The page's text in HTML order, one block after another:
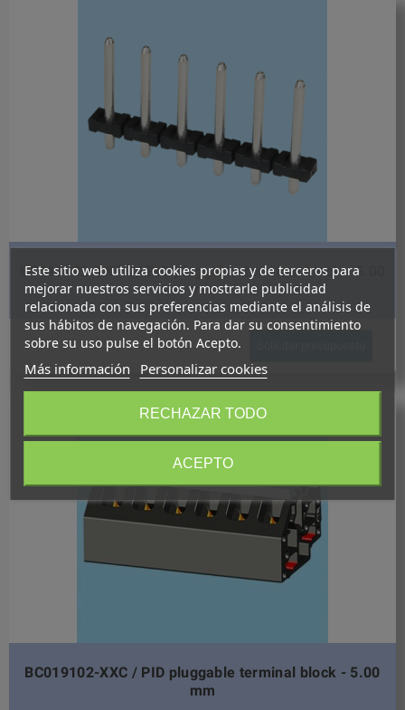
BC019102-XXTH / PID pluggable terminal block - 5.00
mm
BC019102-XXC / PID pluggable terminal block - 5.00
mm
Este sitio web utiliza cookies propias y de terceros para
mejorar nuestros servicios y mostrarle publicidad
relacionada con sus preferencias mediante el análisis de
sus hábitos de navegación. Para dar su consentimiento
sobre su uso pulse el botón Acepto.
Más información Personalizar cookies
RECHAZAR TODO
ACEPTO